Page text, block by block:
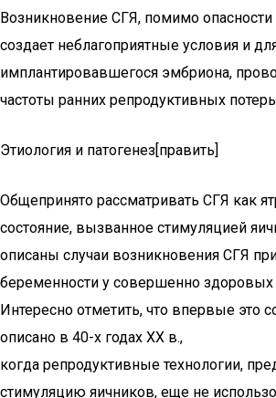
Возникновение СГЯ, помимо
создает неблагоприятные условия и
имплантировавшегося эмбриона,
частоты ранних репродуктивных
Этиология и патогенез[править]
Общепринято рассматривать СГЯ как
состояние, вызванное стимуляцией
описаны случаи возникновения СГЯ
беременности у совершенно
Интересно отметить, что впервые это
описано в 40-х годах ХХ в.,
когда репродуктивные технологии,
стимуляцию яичников, еще не